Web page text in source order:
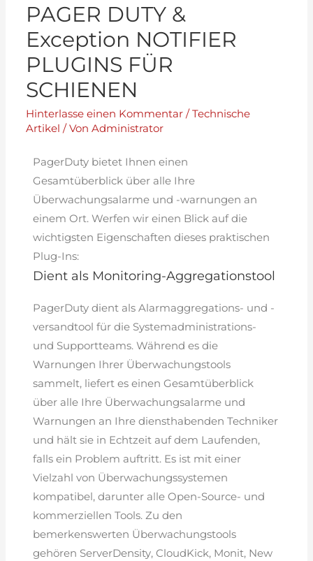
PAGER DUTY &
Exception NOTIFIER
PLUGINS FÜR
SCHIENEN
Hinterlasse einen Kommentar /Technische
Artikel / VonAdministrator
PagerDuty bietet Ihnen einen
Gesamtüberblick über alle Ihre
Überwachungsalarme und -warnungen an
einem Ort. Werfen wir einen Blick auf die
wichtigsten Eigenschaften dieses praktischen
Plug-Ins:
Dient als Monitoring-Aggregationstool
PagerDuty dient als Alarmaggregations- und -
versandtool für die Systemadministrations-
und Supportteams. Während es die
Warnungen Ihrer Überwachungstools
sammelt, liefert es einen Gesamtüberblick
über alle Ihre Überwachungsalarme und
Warnungen an Ihre diensthabenden Techniker
und hält sie in Echtzeit auf dem Laufenden,
falls ein Problem auftritt. Es ist mit einer
Vielzahl von Überwachungssystemen
kompatibel, darunter alle Open-Source- und
kommerziellen Tools. Zu den
bemerkenswerten Überwachungstools
gehören ServerDensity, CloudKick, Monit, New